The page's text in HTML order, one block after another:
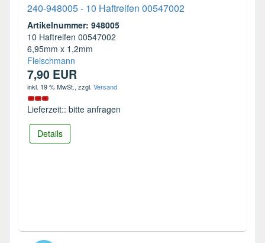
240-948005 - 10 Haftreifen 00547002
Artikelnummer: 948005
10 Haftreifen 00547002
6,95mm x 1,2mm
Fleischmann
7,90 EUR
inkl. 19 % MwSt., zzgl. Versand
Lieferzeit:: bitte anfragen
Details